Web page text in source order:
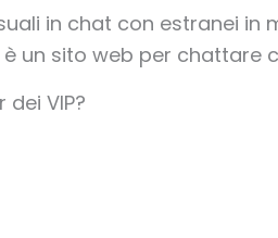
in chat con estranei
un sito web per chattare
VIP?